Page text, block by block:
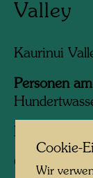
Valley
Kaurinui
Personen
Fotograf:
Copyright:
Cookie-
Wir